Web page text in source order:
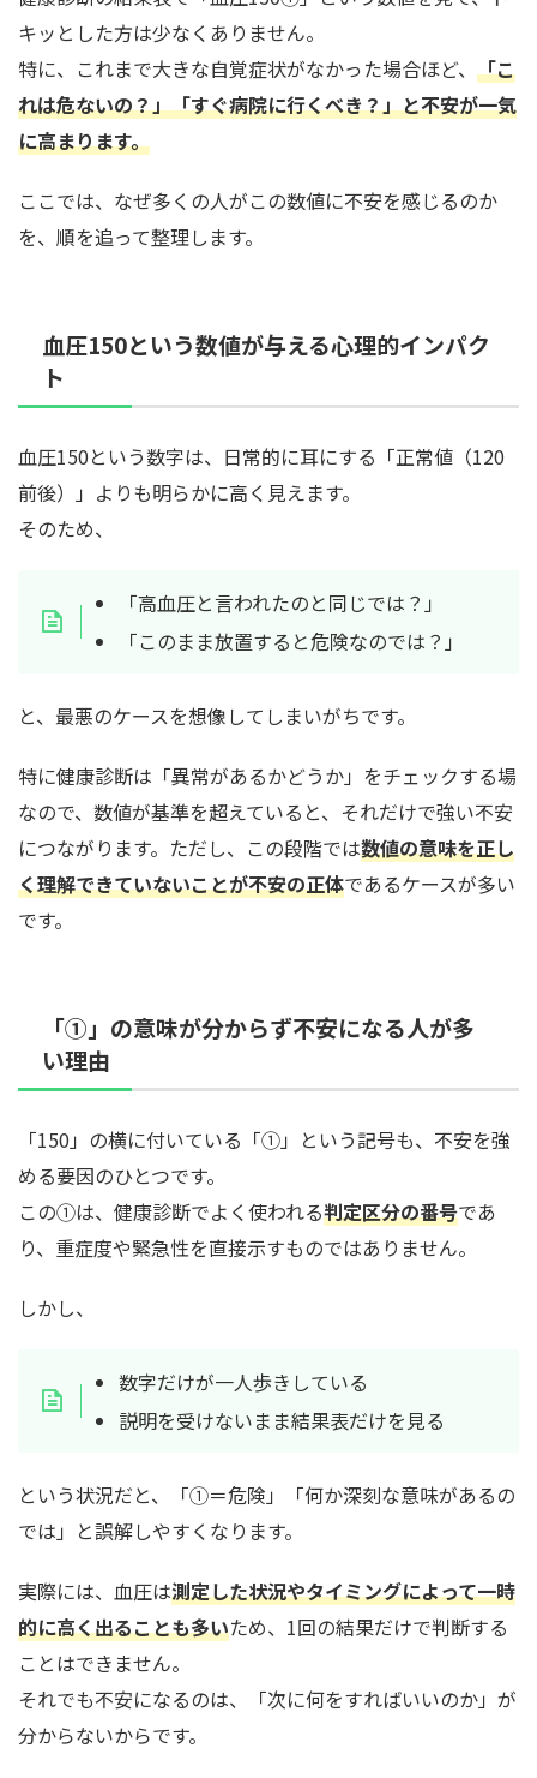
キッとした方は少なくありません。
特に、これまで大きな自覚症状がなかった場合ほど、 「こ
れは危ないの？」「すぐ病院に行くべき？」と不安が一気
に高まります。
ここでは、なぜ多くの人がこの数値に不安を感じるのか
を、順を追って整理します。
血圧150という数値が与える心理的インパク
ト
血圧150という数字は、日常的に耳にする「正常値（120
前後）」よりも明らかに高く見えます。
そのため、
「高血圧と言われたのと同じでは？」
「このまま放置すると危険なのでは？」
と、最悪のケースを想像してしまいがちです。
特に健康診断は「異常があるかどうか」をチェックする場
なので、数値が基準を超えていると、それだけで強い不安
につながります。ただし、この段階では数値の意味を正し
く理解できていないことが不安の正体であるケースが多い
です。
「①」の意味が分からず不安になる人が多
い理由
「150」の横に付いている「①」という記号も、不安を強
める要因のひとつです。
この①は、健康診断でよく使われる判定区分の番号であ
り、重症度や緊急性を直接示すものではありません。
しかし、
数字だけが一人歩きしている
説明を受けないまま結果表だけを見る
という状況だと、「①＝危険」「何か深刻な意味があるの
では」と誤解しやすくなります。
実際には、血圧は測定した状況やタイミングによって一時
的に高く出ることも多いため、1回の結果だけで判断する
ことはできません。
それでも不安になるのは、「次に何をすればいいのか」が
分からないからです。